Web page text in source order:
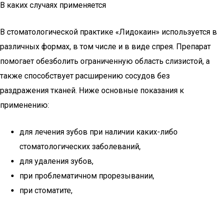
В каких случаях применяется
В стоматологической практике «Лидокаин» используется в
различных формах, в том числе и в виде спрея. Препарат
помогает обезболить ограниченную область слизистой, а
также способствует расширению сосудов без
раздражения тканей. Ниже основные показания к
применению:
для лечения зубов при наличии каких-либо
стоматологических заболеваний,
для удаления зубов,
при проблематичном прорезывании,
при стоматите,